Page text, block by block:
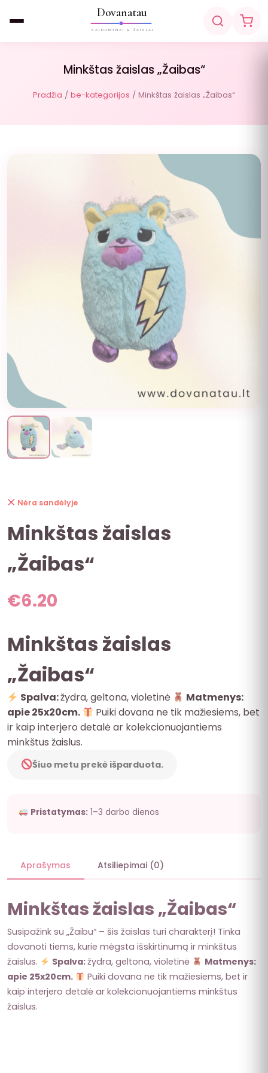
Dovanatau
SALDUMYNAI & ŽAISLAI
Minkštas žaislas „Žaibas“
Pradžia / be-kategorijos / Minkštas žaislas „Žaibas“
Nėra sandėlyje
Minkštas žaislas
„Žaibas“
€6.20
Minkštas žaislas
„Žaibas“
Spalva:žydra, geltona, violetinė
Matmenys:
apie 25x20cm.
Puiki dovana ne tik mažiesiems, bet
ir kaip interjero detalė ar kolekcionuojantiems
minkštus žaislus.
Šiuo metu prekė išparduota.
Pristatymas:1–3 darbo dienos
Aprašymas Atsiliepimai (0)
Minkštas žaislas „Žaibas“
Susipažink su „Žaibu“ – šis žaislas turi charakterį! Tinka
dovanoti tiems, kurie mėgsta išskirtinumą ir minkštus
žaislus.
Spalva:žydra, geltona, violetinė
Matmenys:
apie 25x20cm.
Puiki dovana ne tik mažiesiems, bet ir
kaip interjero detalė ar kolekcionuojantiems minkštus
žaislus.